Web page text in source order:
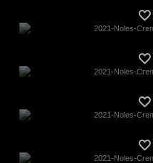
2021-Noles-
2021-Noles-
2021-Noles-
2021-Noles-